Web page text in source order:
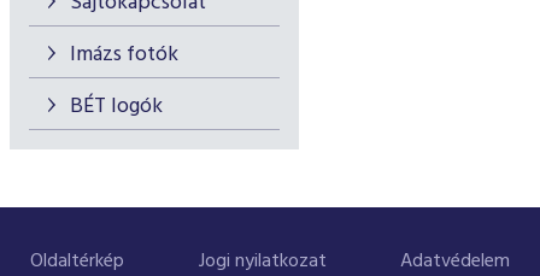
Imázs fotók
BÉT logók
Oldaltérkép Jogi nyilatkozat Adatvédelem